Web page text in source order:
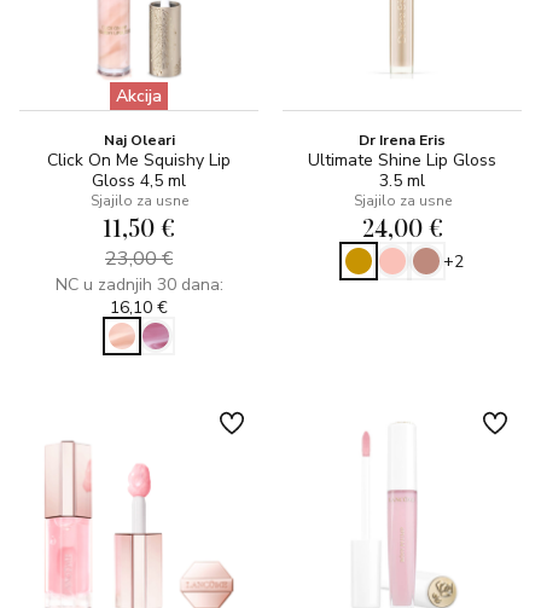
Akcija
Naj Oleari
Click On Me Squishy Lip
Gloss 4,5 ml
Sjajilo za usne
11,50 €
23,00 €
NC u zadnjih 30 dana:
16,10 €
Dr Irena Eris
Ultimate Shine Lip Gloss
3.5 ml
Sjajilo za usne
24,00 €
+2